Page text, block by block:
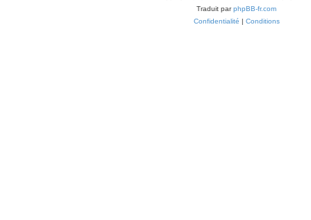
Traduit parphpBB-fr.com
Confidentialité | Conditions